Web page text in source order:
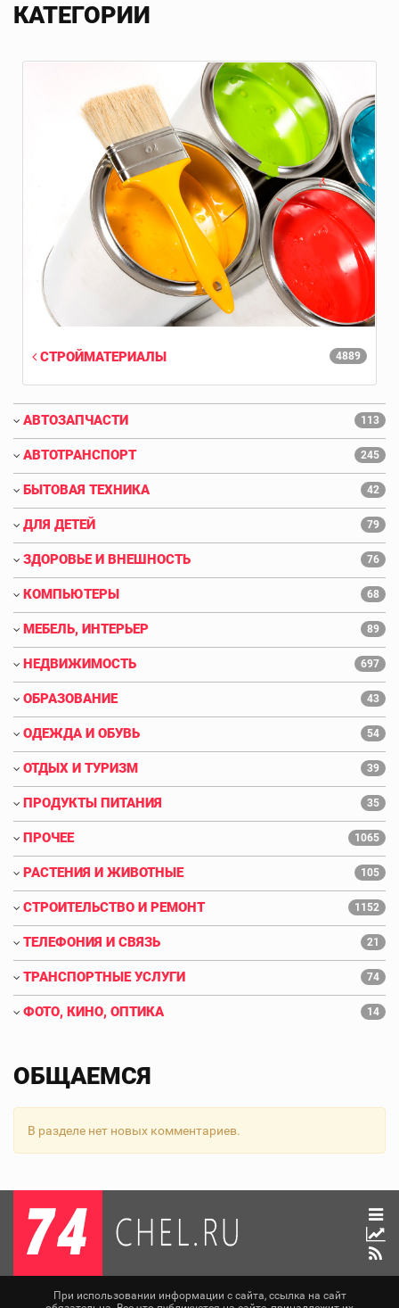
КАТЕГОРИИ
4889
СТРОЙМАТЕРИАЛЫ
АВТОЗАПЧАСТИ 113
АВТОТРАНСПОРТ 245
БЫТОВАЯ ТЕХНИКА 42
ДЛЯ ДЕТЕЙ 79
ЗДОРОВЬЕ И ВНЕШНОСТЬ 76
КОМПЬЮТЕРЫ 68
МЕБЕЛЬ, ИНТЕРЬЕР 89
НЕДВИЖИМОСТЬ 697
ОБРАЗОВАНИЕ 43
ОДЕЖДА И ОБУВЬ 54
ОТДЫХ И ТУРИЗМ 39
ПРОДУКТЫ ПИТАНИЯ 35
ПРОЧЕЕ 1065
РАСТЕНИЯ И ЖИВОТНЫЕ 105
СТРОИТЕЛЬСТВО И РЕМОНТ 1152
ТЕЛЕФОНИЯ И СВЯЗЬ 21
ТРАНСПОРТНЫЕ УСЛУГИ 74
ФОТО, КИНО, ОПТИКА 14
ОБЩАЕМСЯ
В разделе нет новых комментариев.
При использовании информации с сайта, ссылка на сайт